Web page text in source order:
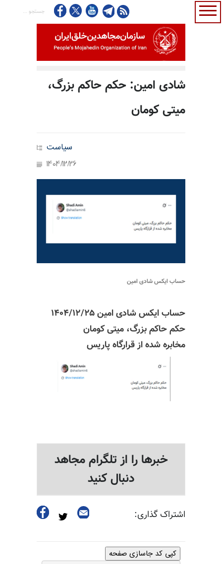
شادی امین: حکم حاکم بزرگ،
میتی کومان
سیاست
1404/12/26
حساب ایکس شادی امین
حساب ایکس شادی امین ۱۴۰۴/۱۲/۲۵
حکم حاکم بزرگ، میتیکومان
مخابره شده از قرارگاه پاریس
خبرها را از تلگرام مجاهد
دنبال کنید
اشتراک گذاری:
کپی کد جاسازی صفحه